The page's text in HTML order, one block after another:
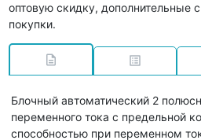
оптовую скидку, дополнительные
покупки.
Блочный автоматический 2
переменного тока с предельной
способностью при переменном